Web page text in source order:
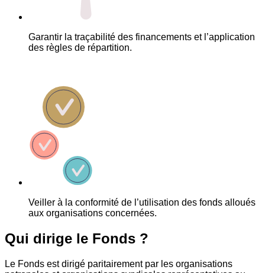
Garantir la traçabilité des financements et l’application
des règles de répartition.
Veiller à la conformité de l’utilisation des fonds alloués
aux organisations concernées.
Qui dirige le Fonds ?
Le Fonds est dirigé paritairement par les organisations